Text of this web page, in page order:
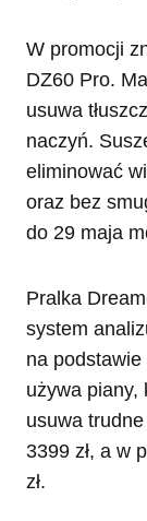
W promocji
DZ60 Pro.
usuwa
naczyń.
eliminować
oraz bez
do 29 maja
Pralka
system
na
używa piany,
usuwa
3399 zł, a w
zł.